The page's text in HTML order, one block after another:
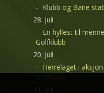
Klubb og Bane
28. juli
En hyllest til
Golfklubb
20. juli
Herrelaget i